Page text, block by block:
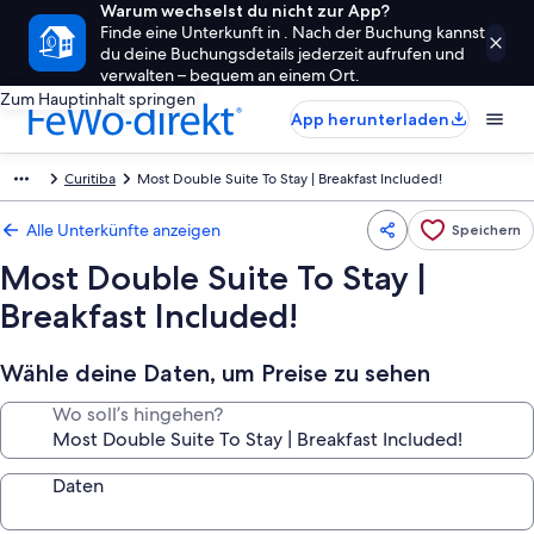
Warum wechselst du nicht zur App?
Finde eine Unterkunft in . Nach der Buchung kannst
du deine Buchungsdetails jederzeit aufrufen und
verwalten – bequem an einem Ort.
Zum Hauptinhalt springen
App herunterladen
Curitiba Most Double Suite To Stay | Breakfast Included!
Alle Unterkünfte anzeigen Speichern
Most Double Suite To Stay |
Breakfast Included!
Wähle deine Daten, um Preise zu sehen
Wo soll’s hingehen?
Daten